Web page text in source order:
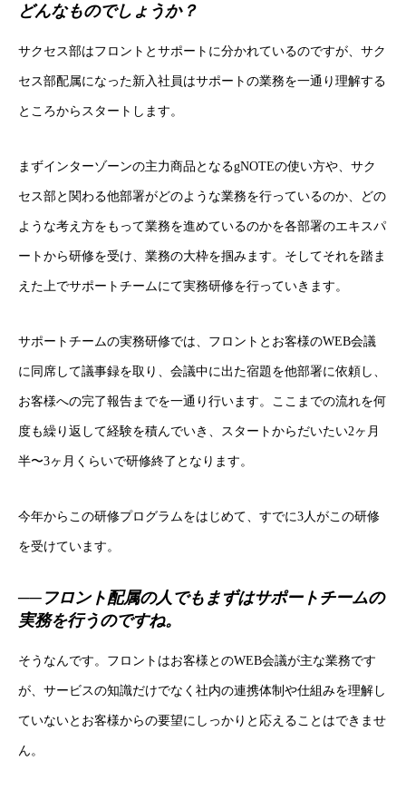
どんなものでしょうか？
サクセス部はフロントとサポートに分かれているのですが、サク
セス部配属になった新入社員はサポートの業務を一通り理解する
ところからスタートします。
まずインターゾーンの主力商品となるgNOTEの使い方や、サク
セス部と関わる他部署がどのような業務を行っているのか、どの
ような考え方をもって業務を進めているのかを各部署のエキスパ
ートから研修を受け、業務の大枠を掴みます。そしてそれを踏ま
えた上でサポートチームにて実務研修を行っていきます。
サポートチームの実務研修では、フロントとお客様のWEB会議
に同席して議事録を取り、会議中に出た宿題を他部署に依頼し、
お客様への完了報告までを一通り行います。ここまでの流れを何
度も繰り返して経験を積んでいき、スタートからだいたい2ヶ月
半〜3ヶ月くらいで研修終了となります。
今年からこの研修プログラムをはじめて、すでに3人がこの研修
を受けています。
──フロント配属の人でもまずはサポートチームの
実務を行うのですね。
そうなんです。フロントはお客様とのWEB会議が主な業務です
が、サービスの知識だけでなく社内の連携体制や仕組みを理解し
ていないとお客様からの要望にしっかりと応えることはできませ
ん。